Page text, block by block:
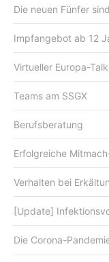
Die neuen Fünfer
Impfangebot ab 12
Virtueller Europa-Talk
Teams am SSGX
Berufsberatung
Erfolgreiche
Verhalten bei
[Update]
Die Corona-